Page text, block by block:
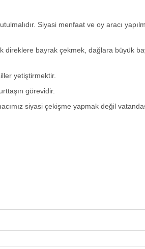
Siyasi menfaat ve oy aracı
direklere bayrak çekmek, dağlara büyük
yetiştirmektir.
görevidir.
siyasi çekişme yapmak değil